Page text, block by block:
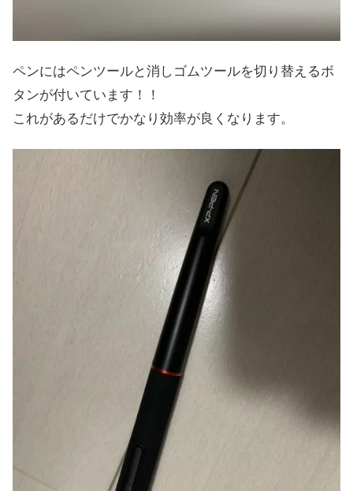
ペンにはペンツールと消しゴムツールを切り替えるボ
タンが付いています！！
これがあるだけでかなり効率が良くなります。